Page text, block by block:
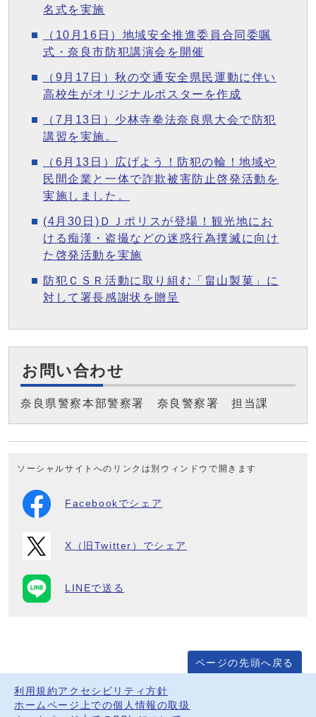
名式を実施
（10月16日）地域安全推進委員合同委嘱
式・奈良市防犯講演会を開催
（9月17日）秋の交通安全県民運動に伴い
高校生がオリジナルポスターを作成
（7月13日）少林寺拳法奈良県大会で防犯
講習を実施。
（6月13日）広げよう！防犯の輪！地域や
民間企業と一体で詐欺被害防止啓発活動を
実施しました。
(4月30日)ＤＪポリスが登場！観光地にお
ける痴漢・盗撮などの迷惑行為撲滅に向け
た啓発活動を実施
防犯ＣＳＲ活動に取り組む「畠山製菓」に
対して署長感謝状を贈呈
お問い合わせ
奈良県警察本部警察署 奈良警察署 担当課
ソーシャルサイトへのリンクは別ウィンドウで開きます
Facebookでシェア
X（旧Twitter）でシェア
LINEで送る
ページの先頭へ戻る
利用規約 アクセシビリティ方針
ホームページ上での個人情報の取扱